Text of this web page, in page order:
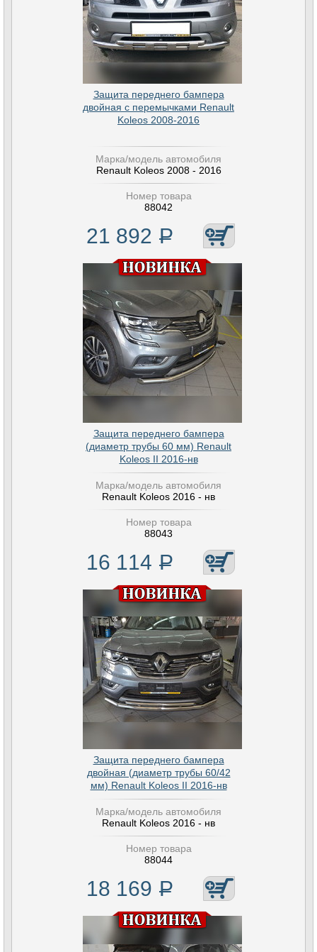
Защита переднего бампера
двойная с перемычками Renault
Koleos 2008-2016
Марка/модель автомобиля
Renault Koleos 2008 - 2016
Номер товара
88042
21 892 Р
Защита переднего бампера
(диаметр трубы 60 мм) Renault
Koleos II 2016-нв
Марка/модель автомобиля
Renault Koleos 2016 - нв
Номер товара
88043
16 114 Р
Защита переднего бампера
двойная (диаметр трубы 60/42
мм) Renault Koleos II 2016-нв
Марка/модель автомобиля
Renault Koleos 2016 - нв
Номер товара
88044
18 169 Р